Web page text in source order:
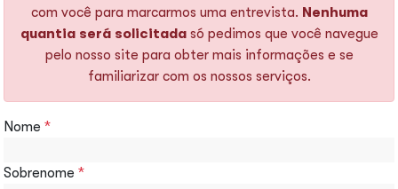
com você para marcarmos uma entrevista. Nenhuma
quantia será solicitadasó pedimos que você navegue
pelo nosso site para obter mais informações e se
familiarizar com os nossos serviços.
Nome *
Sobrenome *